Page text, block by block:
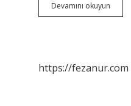
Devamını okuyun
Suni
https://fezanur.com